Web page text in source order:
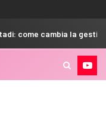
come cambia la gestione